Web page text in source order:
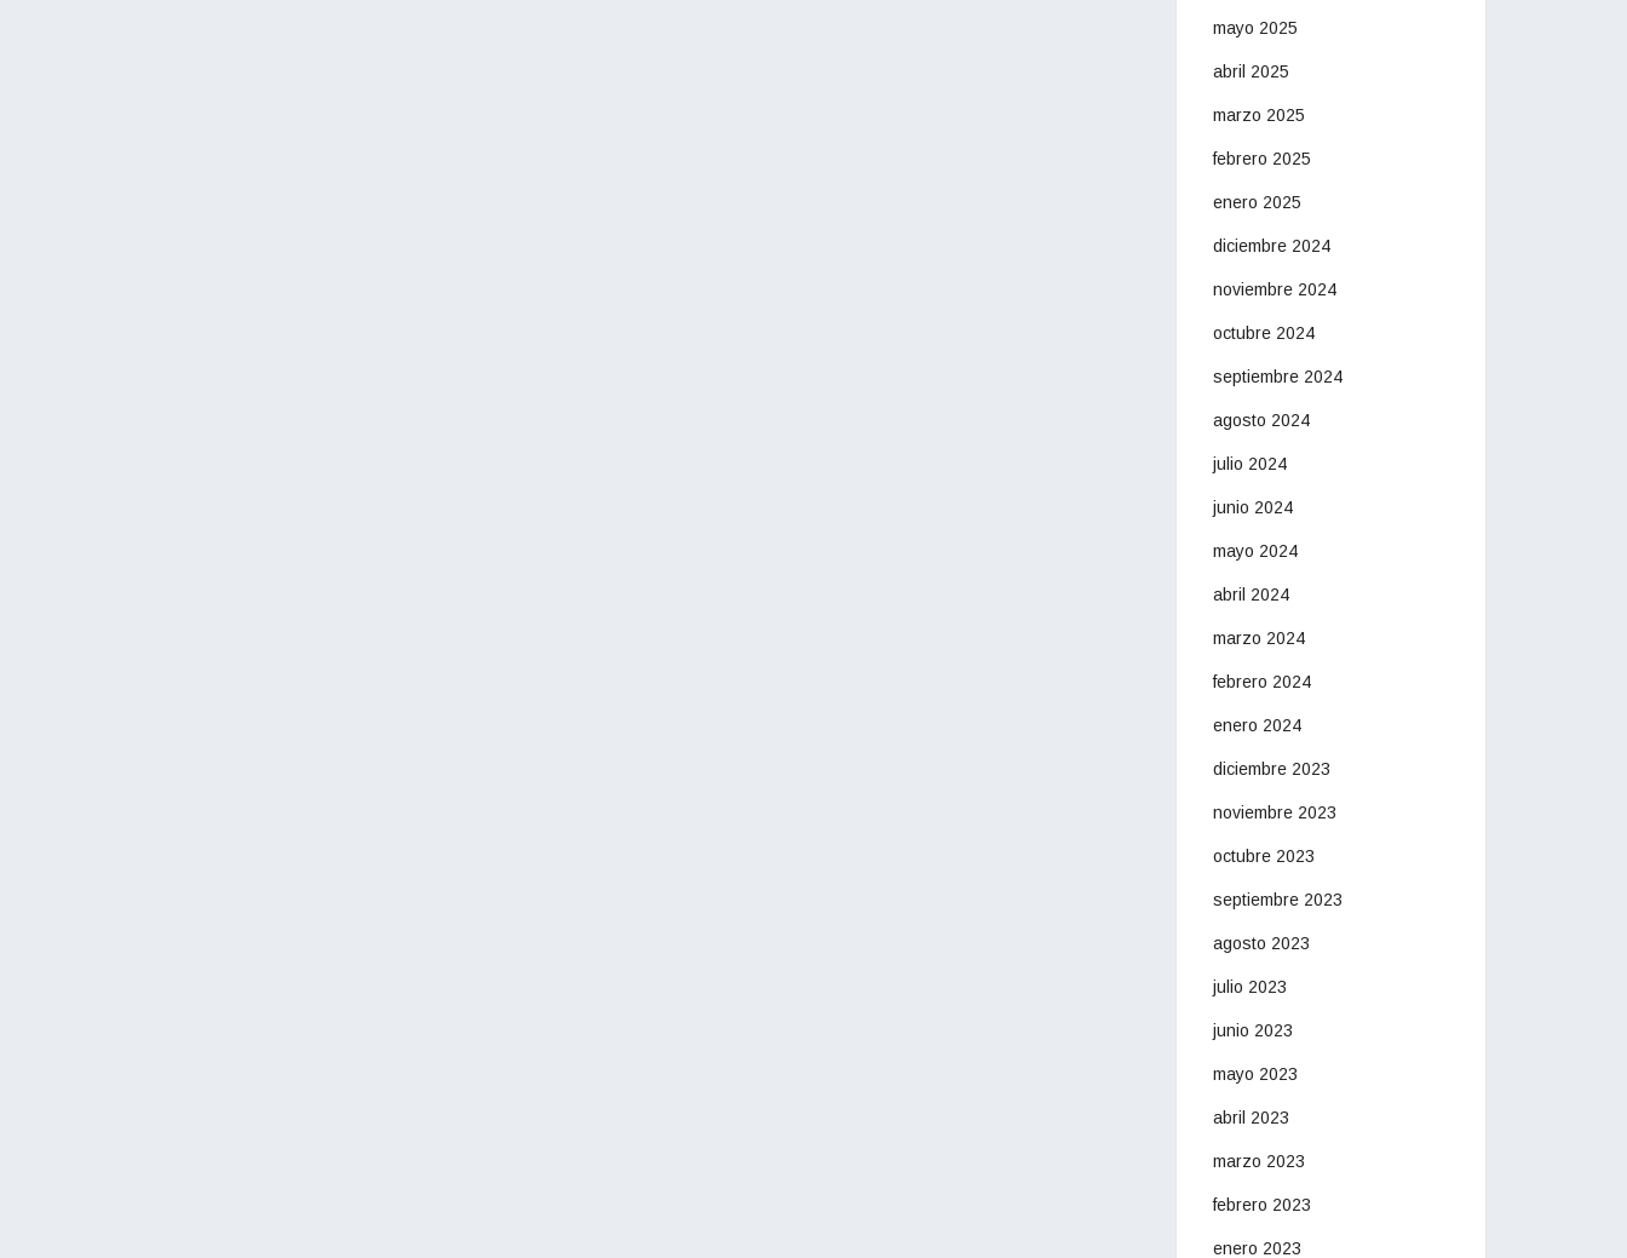
mayo 2025
abril 2025
marzo 2025
febrero 2025
enero 2025
diciembre 2024
noviembre 2024
octubre 2024
septiembre 2024
agosto 2024
julio 2024
junio 2024
mayo 2024
abril 2024
marzo 2024
febrero 2024
enero 2024
diciembre 2023
noviembre 2023
octubre 2023
septiembre 2023
agosto 2023
julio 2023
junio 2023
mayo 2023
abril 2023
marzo 2023
febrero 2023
enero 2023